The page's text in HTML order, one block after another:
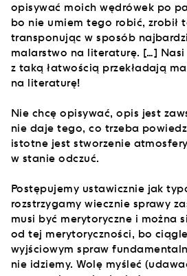
opisywać moich wędrówek po
bo nie umiem tego robić, zrobił
transponując w sposób
malarstwo na literaturę. […]
z taką łatwością przekładają
na literaturę!
Nie chcę opisywać, opis jest
nie daje tego, co trzeba
istotne jest stworzenie
w stanie odczuć.
Postępujemy ustawicznie jak
rozstrzygamy wiecznie sprawy
musi być merytoryczne i można
od tej merytoryczności, bo
wyjściowym spraw
nie idziemy. Wolę myśleć